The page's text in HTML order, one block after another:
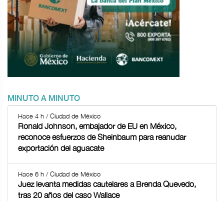
MINUTO A MINUTO
Hace 4 h / Ciudad de México
Ronald Johnson, embajador de EU en México,
reconoce esfuerzos de Sheinbaum para reanudar
exportación del aguacate
Hace 6 h / Ciudad de México
Juez levanta medidas cautelares a Brenda Quevedo,
tras 20 años del caso Wallace